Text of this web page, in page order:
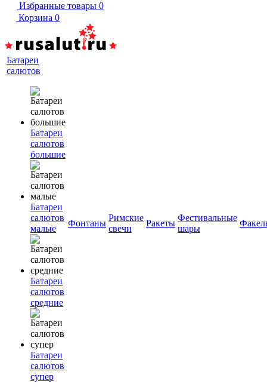
Избранные товары 0
Корзина 0
Батареи
салютов
Батареи
салютов
большие
Батареи
салютов
малые
Батареи
салютов
средние
Батареи
салютов
супер
Фонтаны
Римские
свечи
Ракеты
Фестивальные
шары